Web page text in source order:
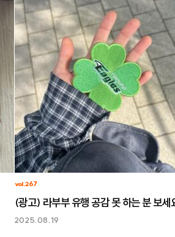
vol.267
(광고) 라부부 유행 공감 못 하는 분 보세
2025.08.19